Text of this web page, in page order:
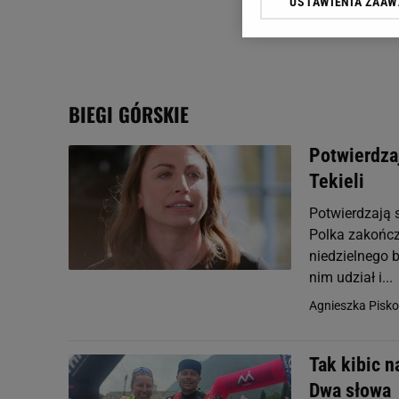
BIEGI GÓRSKIE
Tekieli
Potwierdzają
Polka
niedzielnego
nim udział i...
Agnieszka
Tak kibic
Dwa słowa
Klikając „Akceptuję”
Zaufanych Partnerów i
Użycie dokładnych
Przechowywanie
badnie odbiorców i